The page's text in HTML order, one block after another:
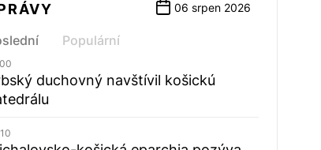
06 srpen 2026
Populární
duchovný navštívil košickú